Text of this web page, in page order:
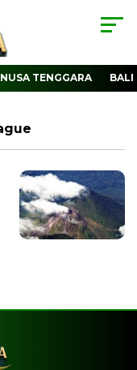
NUSA TENGGARA BALI